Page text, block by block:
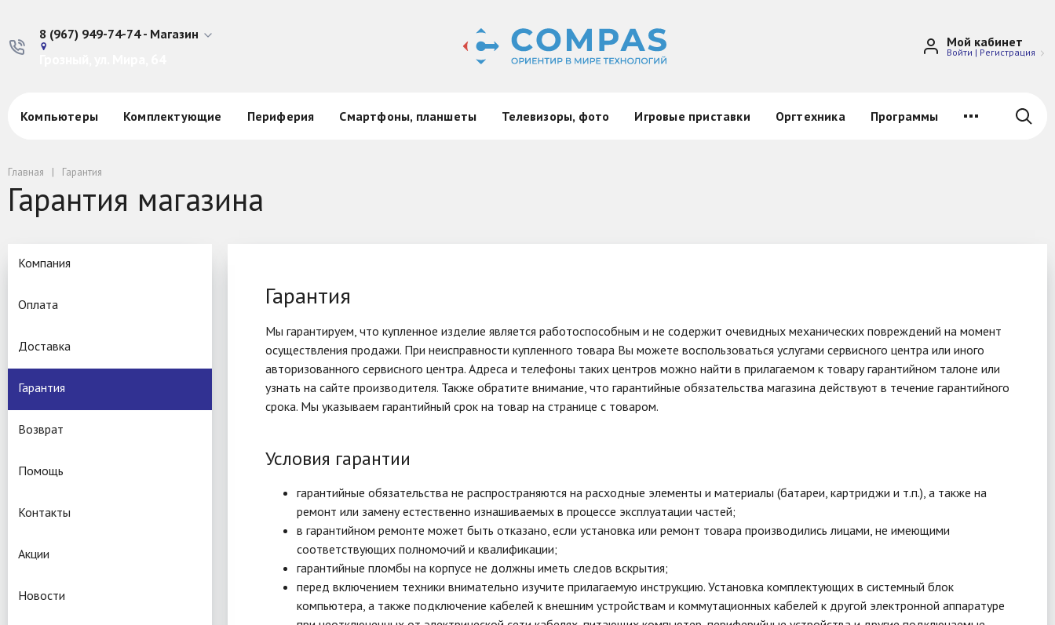
8 (967) 949-74-74 - Магазин Мой кабинет
Войти | Регистрация
Компьютеры Комплектующие Периферия Смартфоны, планшеты Телевизоры, фото Игровые приставки Оргтехника Программы
Главная Гарантия
Гарантия магазина
Гарантия
Мы гарантируем, что купленное изделие является работоспособным и не содержит очевидных механических повреждений на момент
осуществления продажи. При неисправности купленного товара Вы можете воспользоваться услугами сервисного центра или иного
авторизованного сервисного центра. Адреса и телефоны таких центров можно найти в прилагаемом к товару гарантийном талоне или
узнать на сайте производителя. Также обратите внимание, что гарантийные обязательства магазина действуют в течение гарантийного
срока. Мы указываем гарантийный срок на товар на странице с товаром.
Условия гарантии
гарантийные обязательства не распространяются на расходные элементы и материалы (батареи, картриджи и т.п.), а также на
ремонт или замену естественно изнашиваемых в процессе эксплуатации частей;
в гарантийном ремонте может быть отказано, если установка или ремонт товара производились лицами, не имеющими
соответствующих полномочий и квалификации;
гарантийные пломбы на корпусе не должны иметь следов вскрытия;
перед включением техники внимательно изучите прилагаемую инструкцию. Установка комплектующих в системный блок
компьютера, а также подключение кабелей к внешним устройствам и коммутационных кабелей к другой электронной аппаратуре
Компания
Оплата
Доставка
Гарантия
Возврат
Помощь
Контакты
Акции
Новости